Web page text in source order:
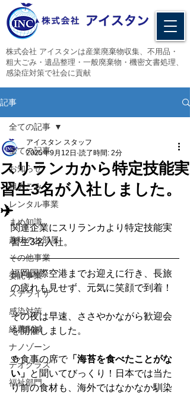
​株式会社 アイスタンは産業廃棄物収集、不用品・
粗大ごみ・遺品整理・一般廃棄物・機密文書処理、
感染症対策で社会に貢献
記事
全ての記事
お知らせ
粗大ごみ
レンタル事業
まめ知識
趣味のお部屋
その他事業
委託事業
ステライザ
感染対策
経費削減
ナノゾーン
デオグラス
福祉部門
全ての記事
スリランカから特定技能実
習生3名が入社しました。
✈️
アイスタン スタッフ
2025年9月12日 読了時間: 2分
関連企業にスリランカより特定技能実
習生3名入社。
福岡国際空港までお迎えに行き、長旅
の疲れも見せず、元気に笑顔で到着！
その夜は早速、ささやかながら歓迎会
を開催しました。
🍻食事の席で「海苔を食べたことがな
い」 と聞いてびっくり！日本では当た
り前の食材も、海外ではなかなか馴染